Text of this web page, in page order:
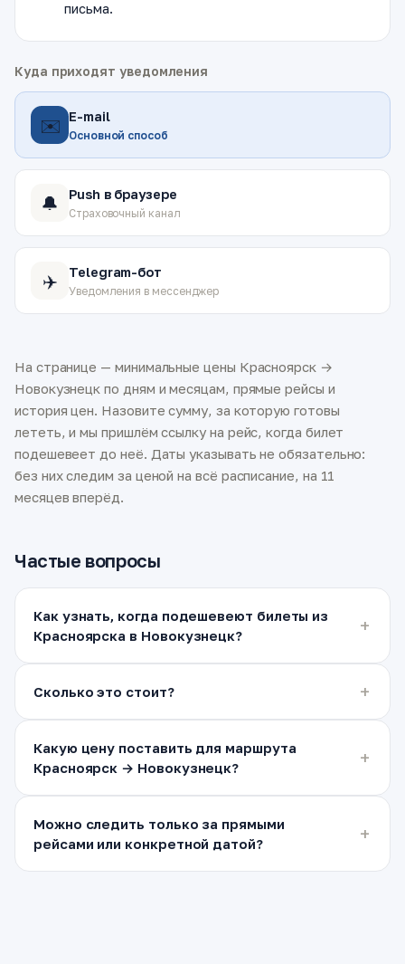
письма.
Куда приходят уведомления
✉️ E-mail
Основной способ
🔔 Push в браузере
Страховочный канал
✈️ Telegram-бот
Уведомления в мессенджер
На странице — минимальные цены Красноярск →
Новокузнецк по дням и месяцам, прямые рейсы и
история цен. Назовите сумму, за которую готовы
лететь, и мы пришлём ссылку на рейс, когда билет
подешевеет до неё. Даты указывать не обязательно:
без них следим за ценой на всё расписание, на 11
месяцев вперёд.
Частые вопросы
Как узнать, когда подешевеют билеты из
Красноярска в Новокузнецк?
Сколько это стоит?
Какую цену поставить для маршрута
Красноярск → Новокузнецк?
Можно следить только за прямыми
рейсами или конкретной датой?